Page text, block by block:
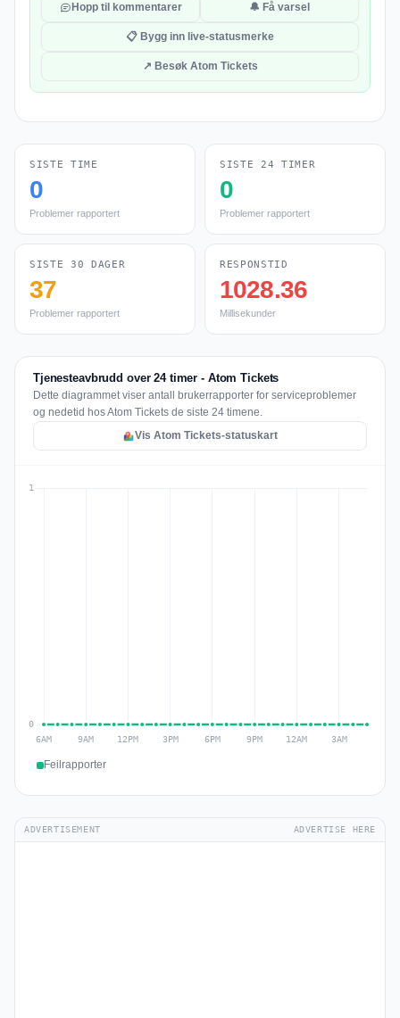
Hopp til kommentarer 🔔 Få varsel
📋 Bygg inn live-statusmerke
↗ Besøk Atom Tickets
SISTE TIME
0
Problemer rapportert
SISTE 24 TIMER
0
Problemer rapportert
SISTE 30 DAGER
37
Problemer rapportert
RESPONSTID
1028.36
Millisekunder
Tjenesteavbrudd over 24 timer - Atom Tickets
Dette diagrammet viser antall brukerrapporter for serviceproblemer
og nedetid hos Atom Tickets de siste 24 timene.
Vis Atom Tickets-statuskart
Feilrapporter
ADVERTISEMENT ADVERTISE HERE